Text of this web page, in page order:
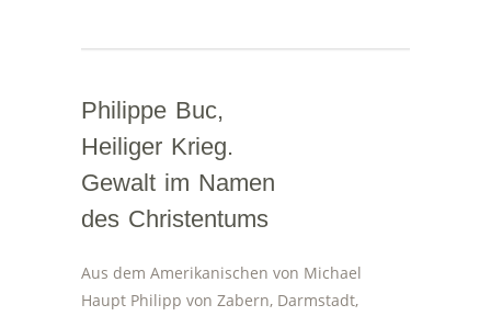
Philippe Buc,
Heiliger Krieg.
Gewalt im Namen
des Christentums
Aus dem Amerikanischen von Michael
Haupt Philipp von Zabern, Darmstadt,